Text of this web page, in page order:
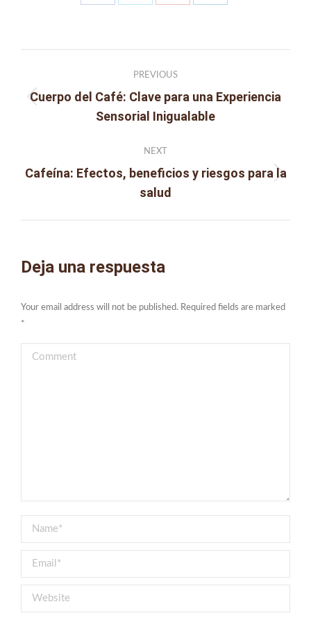
Share
Share
Share
Share
navigation
PREVIOUS
Previous
post:
Cuerpo del Café: Clave para una Experiencia
Sensorial Inigualable
NEXT
Next
post:
Cafeína: Efectos, beneficios y riesgos para la
salud
Deja una respuesta
Your email address will not be published. Required fields are marked
*
Comment
Name *
Email *
Website